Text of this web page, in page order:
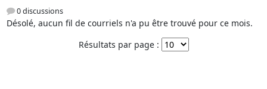
0 discussions
Désolé, aucun fil de courriels n'a pu être trouvé pour ce mois.
Résultats par page :